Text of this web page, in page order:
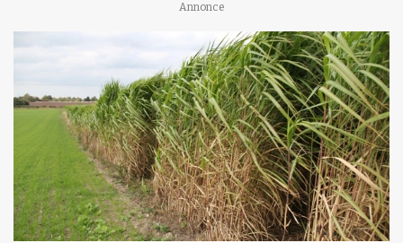
Annonce